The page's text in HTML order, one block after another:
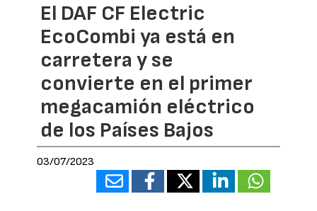
El DAF CF Electric
EcoCombi ya está en
carretera y se
convierte en el primer
megacamión eléctrico
de los Países Bajos
03/07/2023